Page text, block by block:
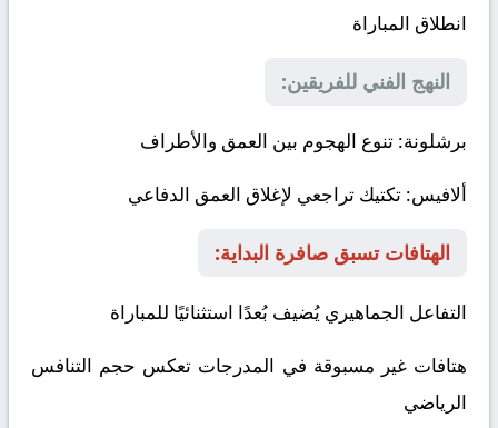
انطلاق المباراة
النهج الفني للفريقين:
برشلونة: تنوع الهجوم بين العمق والأطراف
ألافيس: تكتيك تراجعي لإغلاق العمق الدفاعي
الهتافات تسبق صافرة البداية:
التفاعل الجماهيري يُضيف بُعدًا استثنائيًا للمباراة
هتافات غير مسبوقة في المدرجات تعكس حجم التنافس
الرياضي